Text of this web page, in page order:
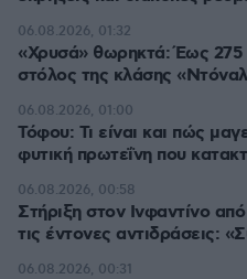
«Χρυσά» θωρηκτά: Έως 275
στόλος της κλάσης
06.08.2026, 01:32
Τόφου: Τι είναι και πώς
φυτική πρωτεΐνη που
06.08.2026, 01:00
Στήριξη στον Ινφαντίνο
τις έντονες αντιδράσεις:
06.08.2026, 00:58
06.08.2026, 00:31